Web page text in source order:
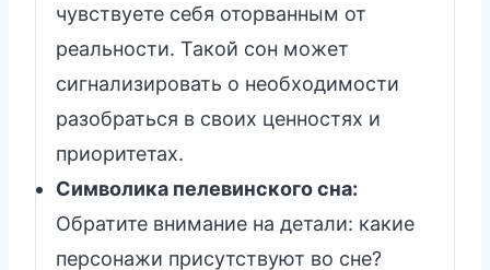
чувствуете себя оторванным от
реальности. Такой сон может
сигнализировать о необходимости
разобраться в своих ценностях и
приоритетах.
Символика пелевинского сна:
Обратите внимание на детали: какие
персонажи присутствуют во сне?